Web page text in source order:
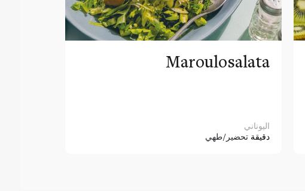
Maroulosalata
اليوناني
دقيقة تحضير/طهي